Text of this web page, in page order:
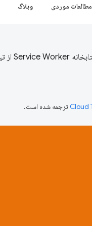
مطالعات موردی وبلاگ
ترجمه شده است.